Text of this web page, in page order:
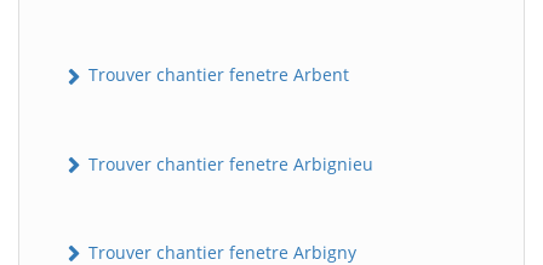
Trouver chantier fenetre Arbent
Trouver chantier fenetre Arbignieu
Trouver chantier fenetre Arbigny